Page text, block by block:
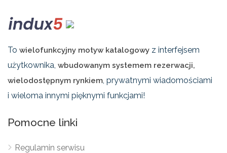
To wielofunkcyjny motyw katalogowy z interfejsem
użytkownika, wbudowanym systemem rezerwacji,
wielodostępnym rynkiem, prywatnymi wiadomościami
i wieloma innymi pięknymi funkcjami!
Pomocne linki
Regulamin serwisu